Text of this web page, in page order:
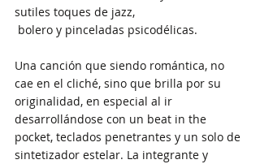
sutiles toques de jazz,
bolero y pinceladas psicodélicas.
Una canción que siendo romántica, no
cae en el cliché, sino que brilla por su
originalidad, en especial al ir
desarrollándose con un beat in the
pocket, teclados penetrantes y un solo de
sintetizador estelar. La integrante y